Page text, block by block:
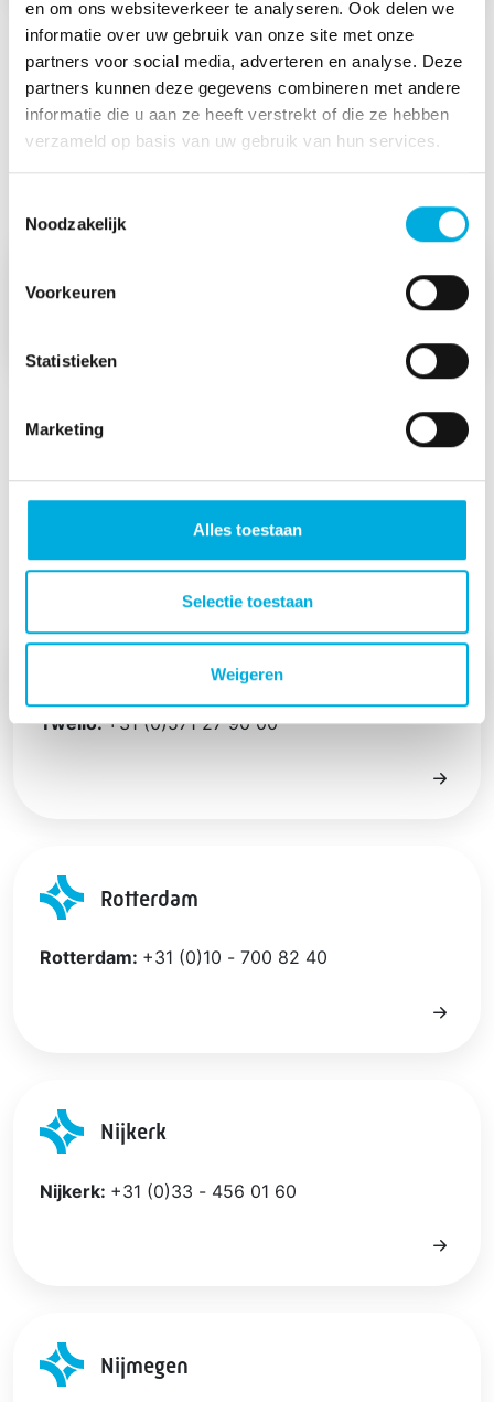
en om ons websiteverkeer te analyseren. Ook delen we
informatie over uw gebruik van onze site met onze
partners voor social media, adverteren en analyse. Deze
partners kunnen deze gegevens combineren met andere
informatie die u aan ze heeft verstrekt of die ze hebben
verzameld op basis van uw gebruik van hun services.
Noodzakelijk
Voorkeuren
Statistieken
Marketing
Alles toestaan
Selectie toestaan
Weigeren
Energietechniek
Leveren van componenten en systemen die worden
Installatietechniek
Gespecialiseerd in veiligheidstechniek,
klimaatinstallaties en bijbehorende service, beheer en
onderhoud helpt Batenburg Installatietechniek veel
klanten in het hart van de smart industry.
Twello:+31 (0)571 27 90 00
Rotterdam
Rotterdam: +31 (0)10 - 700 82 40
Nijkerk
Nijkerk: +31 (0)33 - 456 01 60
Nijmegen